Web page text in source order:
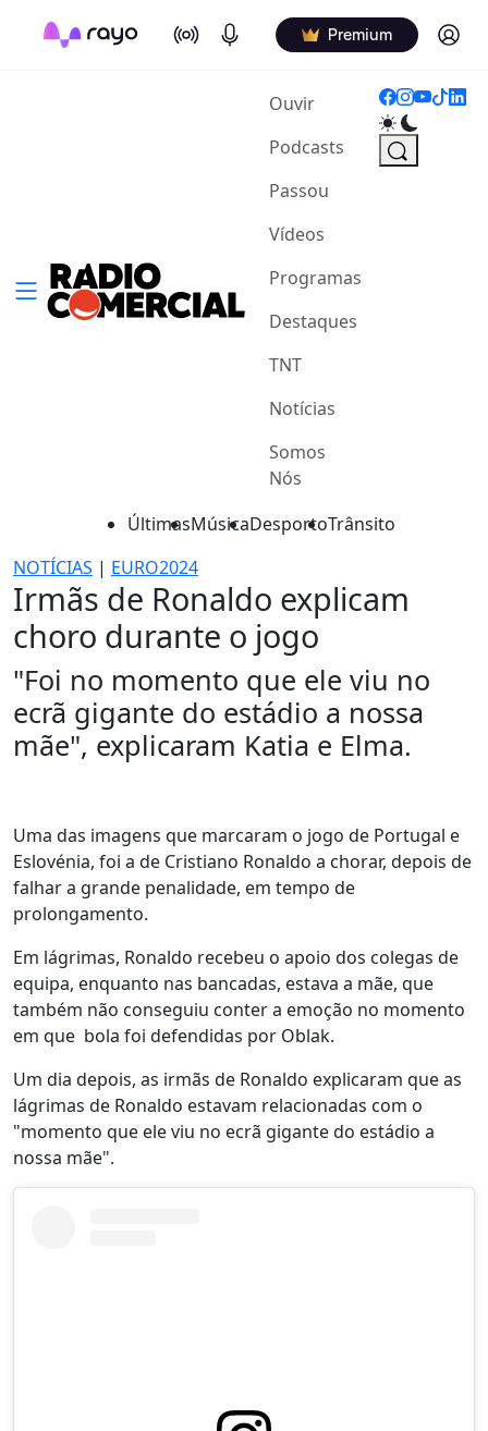
On Air Podcasts Premium Log in
Ouvir(current)
Podcasts
Passou
Vídeos
Programas
Destaques
TNT
Notícias
Somos
Nós
ÚltimasMúsicaDesportoTrânsito
NOTÍCIAS | EURO2024
Irmãs de Ronaldo explicam
choro durante o jogo
"Foi no momento que ele viu no
ecrã gigante do estádio a nossa
mãe", explicaram Katia e Elma.
Uma das imagens que marcaram o jogo de Portugal e
Eslovénia, foi a de Cristiano Ronaldo a chorar, depois de
falhar a grande penalidade, em tempo de
prolongamento.
Em lágrimas, Ronaldo recebeu o apoio dos colegas de
equipa, enquanto nas bancadas, estava a mãe, que
também não conseguiu conter a emoção no momento
em que bola foi defendidas por Oblak.
Um dia depois, as irmãs de Ronaldo explicaram que as
lágrimas de Ronaldo estavam relacionadas com o
"momento que ele viu no ecrã gigante do estádio a
nossa mãe".